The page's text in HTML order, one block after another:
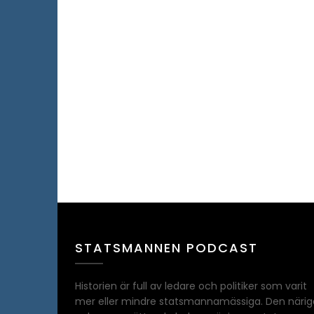
STATSMANNEN PODCAST
Historien är full av ledare och politiker som varit
mer eller mindre statsmannamässiga. Den